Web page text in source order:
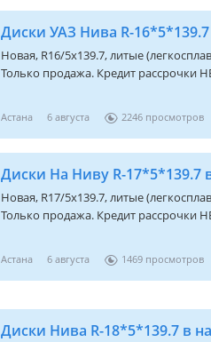
Диски УАЗ Нива R-
Новая, R16/5x139.7, литые
Только продажа. Кредит рассрочки
Астана 6 августа 2246
Диски На Ниву R-17*5*139.7
Новая, R17/5x139.7, литые
Только продажа. Кредит рассрочки
Астана 6 августа 1469
Диски Нива R-18*5*139.7 в